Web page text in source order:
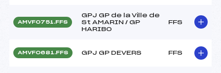
AMVF0751.FFS
GPJ GP de la Ville de
St AMARIN / GP
HARIBO
FFS
AMVF0681.FFS GPJ GP DEVERS FFS